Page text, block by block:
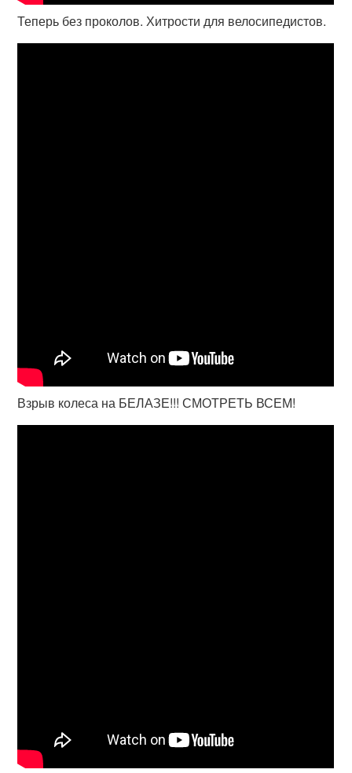
Теперь без проколов. Хитрости для велосипедистов.
Взрыв колеса на БЕЛАЗЕ!!! СМОТРЕТЬ ВСЕМ!